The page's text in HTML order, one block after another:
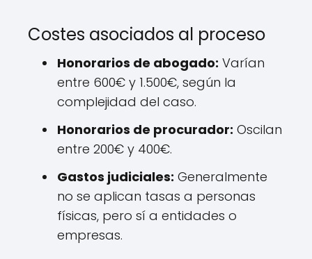
Costes asociados al proceso
Honorarios de abogado: Varían
entre 600€ y 1.500€, según la
complejidad del caso.
Honorarios de procurador: Oscilan
entre 200€ y 400€.
Gastos judiciales: Generalmente
no se aplican tasas a personas
físicas, pero sí a entidades o
empresas.